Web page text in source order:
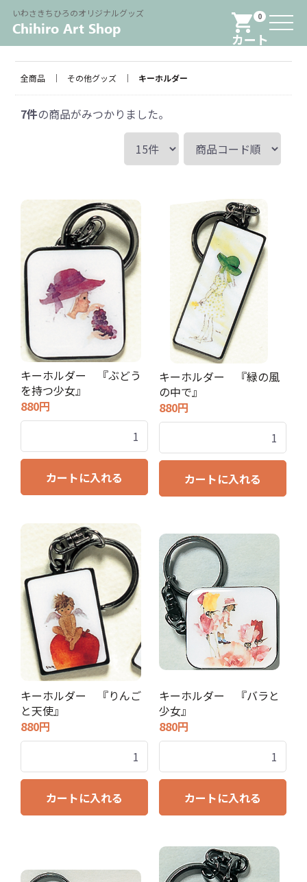
0
カート
いわさきちひろのオリジナルグッズ Menu
全商品 その他グッズ キーホルダー
7件の商品がみつかりました。
キーホルダー 『ぶどう
を持つ少女』
880円
カートに入れる
キーホルダー 『緑の風
の中で』
880円
カートに入れる
キーホルダー 『りんご
と天使』
880円
カートに入れる
キーホルダー 『バラと
少女』
880円
カートに入れる